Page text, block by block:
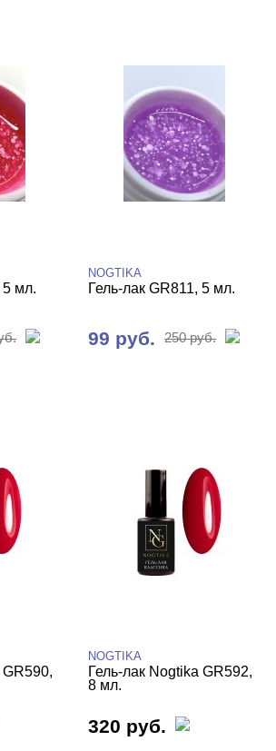
серия GP
серия GR
озеро
GR
5 мл.
NOGTIKA
Гель-лак GR811, 5 мл.
99 руб. 250 руб.
GR590,
NOGTIKA
Гель-лак Nogtika GR592,
8 мл.
320 руб.